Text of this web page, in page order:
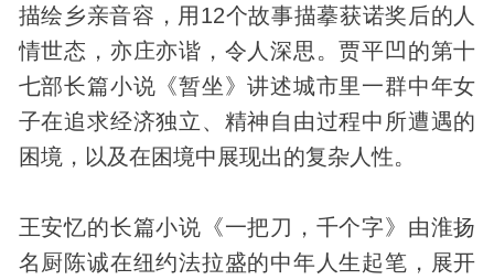
描绘乡亲音容，用12个故事描摹获诺奖后的人
情世态，亦庄亦谐，令人深思。贾平凹的第十
七部长篇小说《暂坐》讲述城市里一群中年女
子在追求经济独立、精神自由过程中所遭遇的
困境，以及在困境中展现出的复杂人性。
王安忆的长篇小说《一把刀，千个字》由淮扬
名厨陈诚在纽约法拉盛的中年人生起笔，展开